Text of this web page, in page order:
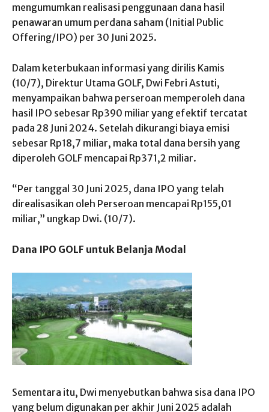
mengumumkan realisasi penggunaan dana hasil
penawaran umum perdana saham (Initial Public
Offering/IPO) per 30 Juni 2025.
Dalam keterbukaan informasi yang dirilis Kamis
(10/7), Direktur Utama GOLF, Dwi Febri Astuti,
menyampaikan bahwa perseroan memperoleh dana
hasil IPO sebesar Rp390 miliar yang efektif tercatat
pada 28 Juni 2024. Setelah dikurangi biaya emisi
sebesar Rp18,7 miliar, maka total dana bersih yang
diperoleh GOLF mencapai Rp371,2 miliar.
“Per tanggal 30 Juni 2025, dana IPO yang telah
direalisasikan oleh Perseroan mencapai Rp155,01
miliar,” ungkap Dwi. (10/7).
Dana IPO GOLF untuk Belanja Modal
Sementara itu, Dwi menyebutkan bahwa sisa dana IPO
yang belum digunakan per akhir Juni 2025 adalah